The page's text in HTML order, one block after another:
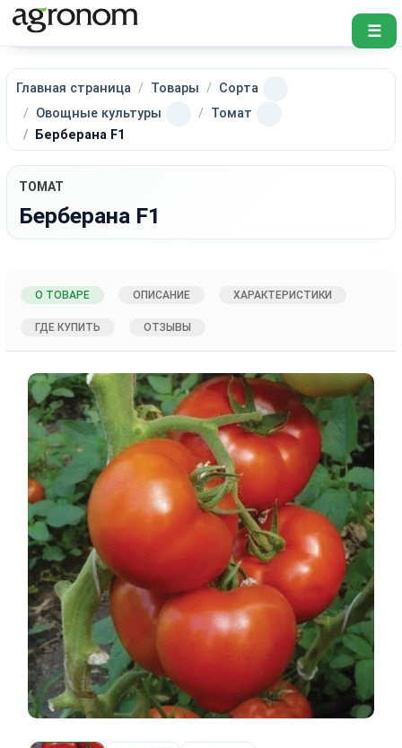
☰
Главная страница Товары
Сорта
Овощные культуры
Томат
Берберана F1
ТОМАТ
Берберана F1
О ТОВАРЕ ОПИСАНИЕ ХАРАКТЕРИСТИКИ
ГДЕ КУПИТЬ ОТЗЫВЫ